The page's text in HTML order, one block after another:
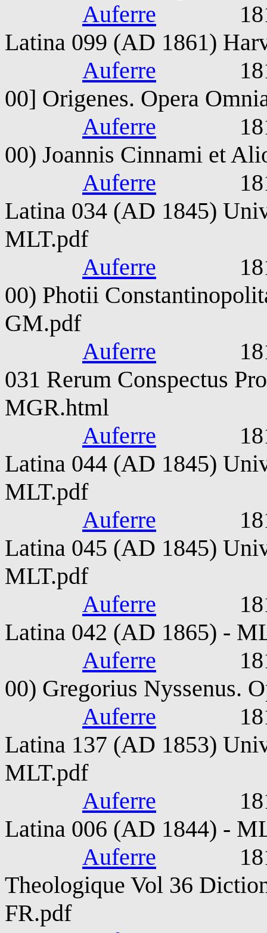
Auferre 1815-
Latina 099 (AD 1861)
Auferre 1815-
00] Origenes. Opera
Auferre 1815-
00) Joannis Cinnami et
Auferre 1815-
Latina 034 (AD 1845)
MLT.pdf
Auferre 1815-
00) Photii
GM.pdf
Auferre 1815-
031 Rerum Conspectus
MGR.html
Auferre 1815-
Latina 044 (AD 1845)
MLT.pdf
Auferre 1815-
Latina 045 (AD 1845)
MLT.pdf
Auferre 1815-
Latina 042 (AD 1865) -
Auferre 1815-
00) Gregorius Nyssenus.
Auferre 1815-
Latina 137 (AD 1853)
MLT.pdf
Auferre 1815-
Latina 006 (AD 1844) -
Auferre 1815-
Theologique Vol 36
FR.pdf